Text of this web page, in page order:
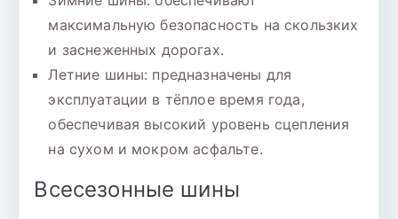
максимальную безопасность на скользких
и заснеженных дорогах.
Летние шины: предназначены для
эксплуатации в тёплое время года,
обеспечивая высокий уровень сцепления
на сухом и мокром асфальте.
Всесезонные шины